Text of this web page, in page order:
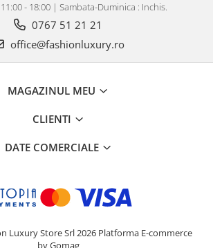
- 18:00 | Sambata-Duminica : Inchis.
0767 51 21 21
office@fashionluxury.ro
MAGAZINUL MEU
CLIENTI
DATE COMERCIALE
Luxury Store Srl 2026 Platforma E-commerce
by Gomag